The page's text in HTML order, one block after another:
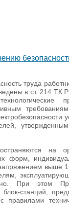
труда
в ст. 214 ТК
на
форм,
При этом
блок-станций,
правилами